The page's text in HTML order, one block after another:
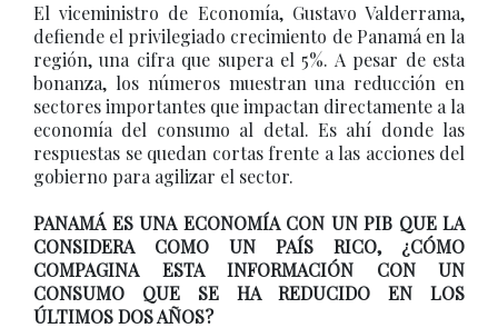
El viceministro de Economía, Gustavo Valderrama,
defiende el privilegiado crecimiento de Panamá en la
región, una cifra que supera el 5%. A pesar de esta
bonanza, los números muestran una reducción en
sectores importantes que impactan directamente a la
economía del consumo al detal. Es ahí donde las
respuestas se quedan cortas frente a las acciones del
gobierno para agilizar el sector.
PANAMÁ ES UNA ECONOMÍA CON UN PIB QUE LA
CONSIDERA COMO UN PAÍS RICO, ¿CÓMO
COMPAGINA ESTA INFORMACIÓN CON UN
CONSUMO QUE SE HA REDUCIDO EN LOS
ÚLTIMOS DOS AÑOS?